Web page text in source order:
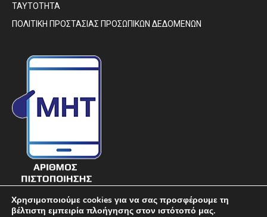
ΤΑΥΤΟΤΗΤΑ
ΠΟΛΙΤΙΚΗ ΠΡΟΣΤΑΣΙΑΣ ΠΡΟΣΩΠΙΚΩΝ ΔΕΔΟΜΕΝΩΝ
Χρησιμοποιούμε cookies για να σας προσφέρουμε τη
βέλτιστη εμπειρία πλοήγησης στον ιστότοπό μας.